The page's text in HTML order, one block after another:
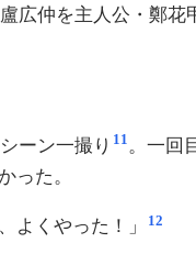
広仲を主人公・鄭花
ーン一撮り 11。一回
った。
よくやった！」 12